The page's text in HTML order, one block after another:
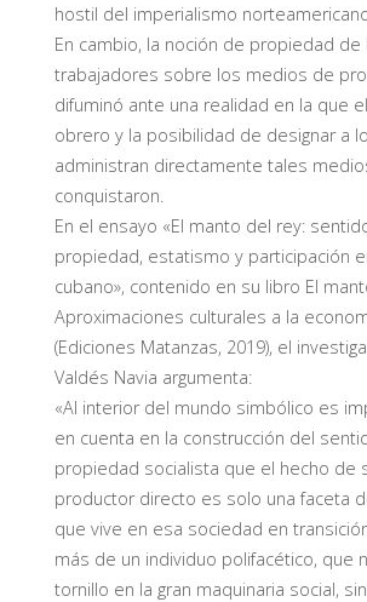
hostil del imperialismo
En cambio, la noción de propiedad de
trabajadores sobre los medios de
difuminó ante una realidad en la que
obrero y la posibilidad de designar a
administran directamente tales
conquistaron.
En el ensayo «El manto del rey:
propiedad, estatismo y participación
cubano», contenido en su libro El
Aproximaciones culturales a la
(Ediciones Matanzas, 2019), el
Valdés Navia argumenta:
«Al interior del mundo simbólico es
en cuenta en la construcción del
propiedad socialista que el hecho de
productor directo es solo una faceta
que vive en esa sociedad en
más de un individuo polifacético, que
tornillo en la gran maquinaria social,